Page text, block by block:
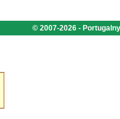
© 2007-2026 -